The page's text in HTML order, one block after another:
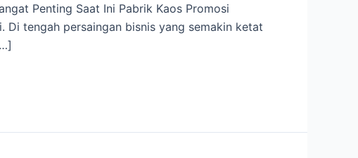
Penting Saat Ini Pabrik Kaos Promosi
Di tengah persaingan bisnis yang semakin ketat